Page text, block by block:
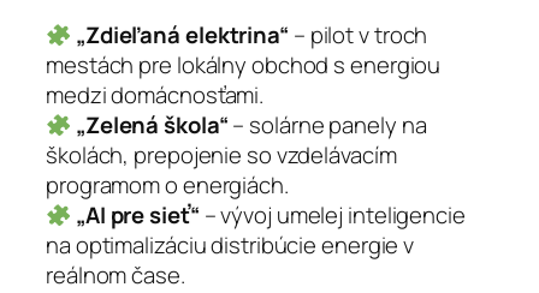
„Zdieľaná elektrina“ – pilot v troch
mestách pre lokálny obchod s energiou
medzi domácnosťami.
„Zelená škola“– solárne panely na
školách, prepojenie so vzdelávacím
programom o energiách.
„AI pre sieť“ – vývoj umelej inteligencie
na optimalizáciu distribúcie energie v
reálnom čase.